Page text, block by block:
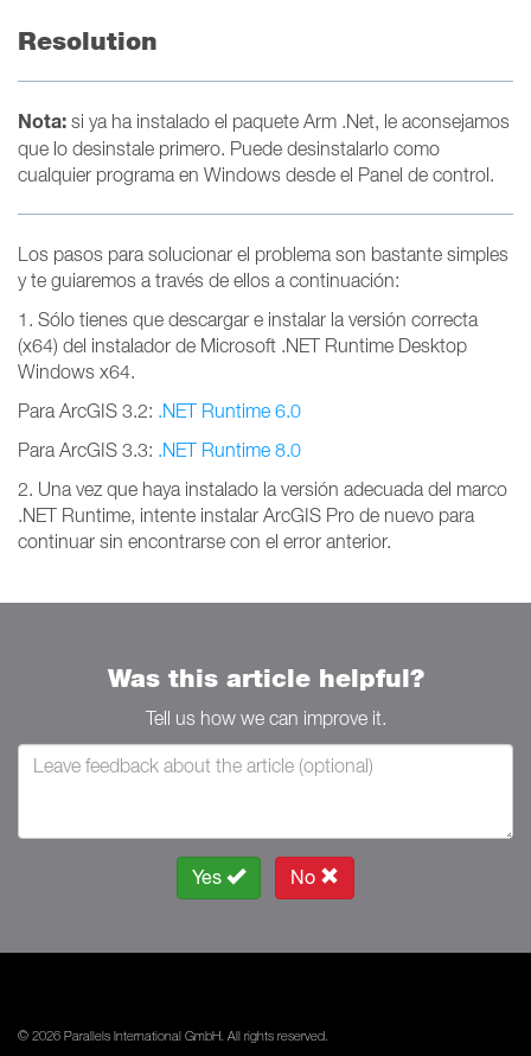
Resolution
Nota: si ya ha instalado el paquete Arm .Net, le aconsejamos
que lo desinstale primero. Puede desinstalarlo como
cualquier programa en Windows desde el Panel de control.
Los pasos para solucionar el problema son bastante simples
y te guiaremos a través de ellos a continuación:
1. Sólo tienes que descargar e instalar la versión correcta
(x64) del instalador de Microsoft .NET Runtime Desktop
Windows x64.
Para ArcGIS 3.2: .NET Runtime 6.0
Para ArcGIS 3.3: .NET Runtime 8.0
2. Una vez que haya instalado la versión adecuada del marco
.NET Runtime, intente instalar ArcGIS Pro de nuevo para
continuar sin encontrarse con el error anterior.
Was this article helpful?
Tell us how we can improve it.
Yes No
© 2026 Parallels International GmbH. All rights reserved.